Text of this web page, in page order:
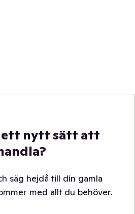
ett nytt sätt att
säg hejdå till din gamla
med allt du behöver.